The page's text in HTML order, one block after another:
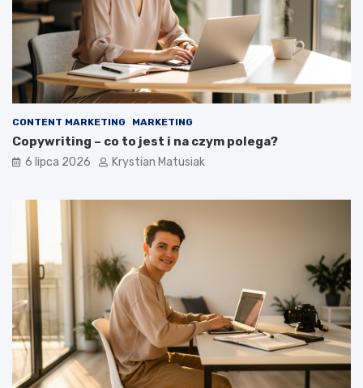
CONTENT MARKETING MARKETING
Copywriting – co to jest i na czym polega?
6 lipca 2026 Krystian Matusiak